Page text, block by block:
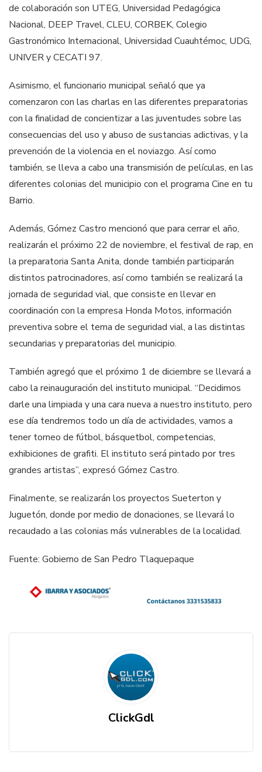
de colaboración son UTEG, Universidad Pedagógica
Nacional, DEEP Travel, CLEU, CORBEK, Colegio
Gastronómico Internacional, Universidad Cuauhtémoc, UDG,
UNIVER y CECATI 97.
Asimismo, el funcionario municipal señaló que ya
comenzaron con las charlas en las diferentes preparatorias
con la finalidad de concientizar a las juventudes sobre las
consecuencias del uso y abuso de sustancias adictivas, y la
prevención de la violencia en el noviazgo. Así como
también, se lleva a cabo una transmisión de películas, en las
diferentes colonias del municipio con el programa Cine en tu
Barrio.
Además, Gómez Castro mencionó que para cerrar el año,
realizarán el próximo 22 de noviembre, el festival de rap, en
la preparatoria Santa Anita, donde también participarán
distintos patrocinadores, así como también se realizará la
jornada de seguridad vial, que consiste en llevar en
coordinación con la empresa Honda Motos, información
preventiva sobre el tema de seguridad vial, a las distintas
secundarias y preparatorias del municipio.
También agregó que el próximo 1 de diciembre se llevará a
cabo la reinauguración del instituto municipal. “Decidimos
darle una limpiada y una cara nueva a nuestro instituto, pero
ese día tendremos todo un día de actividades, vamos a
tener torneo de fútbol, básquetbol, competencias,
exhibiciones de grafiti. El instituto será pintado por tres
grandes artistas”, expresó Gómez Castro.
Finalmente, se realizarán los proyectos Sueterton y
Juguetón, donde por medio de donaciones, se llevará lo
recaudado a las colonias más vulnerables de la localidad.
Fuente: Gobierno de San Pedro Tlaquepaque
ClickGdl